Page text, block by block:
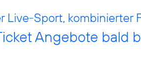
Live-Sport, kombinierter
Angebote bald